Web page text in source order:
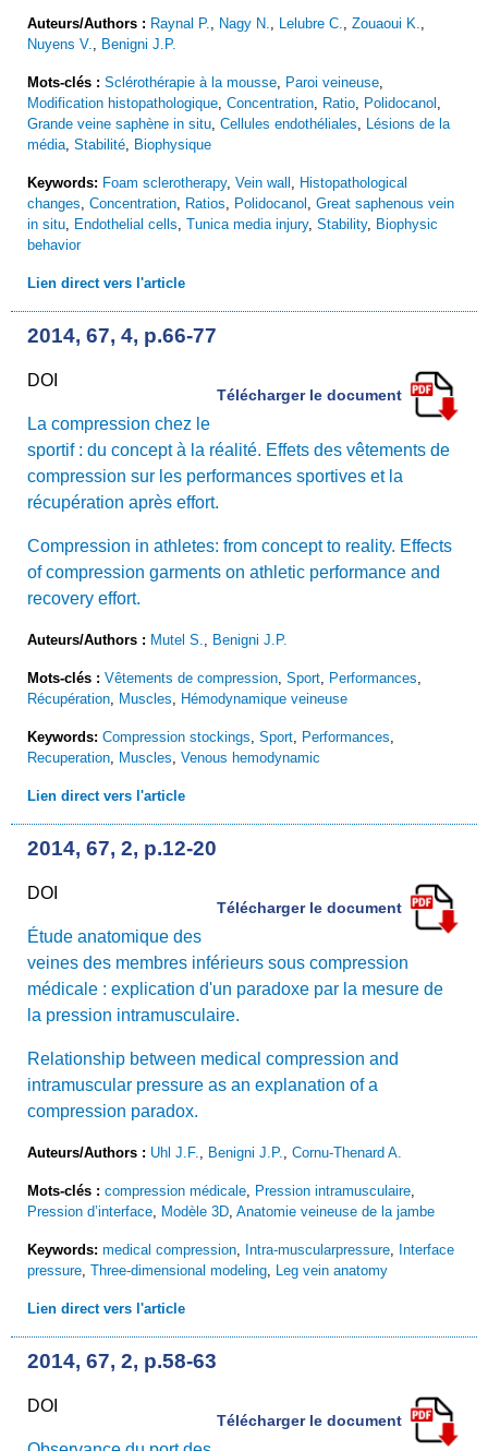
Auteurs/Authors : Raynal P. Nagy N. Lelubre C. Zouaoui K.
Nuyens V.
Benigni J.P.
Mots-clés : Sclérothérapie à la mousse Paroi veineuse
Modification histopathologique Concentration Ratio Polidocanol
Grande veine saphène in situ Cellules endothéliales
Lésions de la
média Stabilité Biophysique
Keywords: Foam sclerotherapy, Vein wall
Histopathological
changes Concentration Ratios Polidocanol
Great saphenous vein
in situ
Endothelial cells Tunica media injury, Stability, Biophysic
behavior
Lien direct vers l'article
2014, 67, 4, p.66-77
DOI
Télécharger le document
La compression chez le
sportif : du concept à la réalité. Effets des vêtements de
compression sur les performances sportives et la
récupération après effort.
Compression in athletes: from concept to reality. Effects
of compression garments on athletic performance and
recovery effort.
Auteurs/Authors : Mutel S. Benigni J.P.
Mots-clés : Vêtements de compression Sport Performances
Récupération
Muscles Hémodynamique veineuse
Keywords: Compression stockings Sport Performances
Recuperation
Muscles Venous hemodynamic
Lien direct vers l'article
2014, 67, 2, p.12-20
DOI
Télécharger le document
Étude anatomique des
veines des membres inférieurs sous compression
médicale : explication d'un paradoxe par la mesure de
la pression intramusculaire.
Relationship between medical compression and
intramuscular pressure as an explanation of a
compression paradox.
Auteurs/Authors : Uhl J.F. Benigni J.P. Cornu-Thenard A.
Mots-clés : compression médicale Pression intramusculaire
Pression d’interface
Modèle 3D Anatomie veineuse de la jambe
Keywords: medical compression Intra-muscularpressure
Interface
pressure Three-dimensional modeling Leg vein anatomy
Lien direct vers l'article
2014, 67, 2, p.58-63
DOI
Télécharger le document